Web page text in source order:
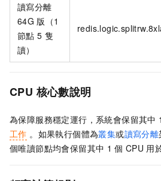
讀寫分離
64G 版（1
節點 5 隻
讀）
CPU 核心數說明
為保障服務穩定運行，系統會保留其中 1
工作 。如果執行個體為叢集或讀寫分離
個唯讀節點均會保留其中 1 個 CPU 用